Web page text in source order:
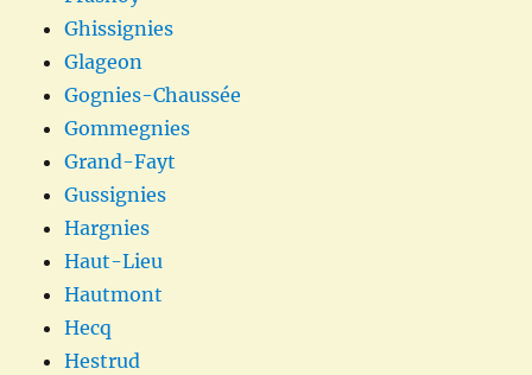
Ghissignies
Glageon
Gognies-Chaussée
Gommegnies
Grand-Fayt
Gussignies
Hargnies
Haut-Lieu
Hautmont
Hecq
Hestrud